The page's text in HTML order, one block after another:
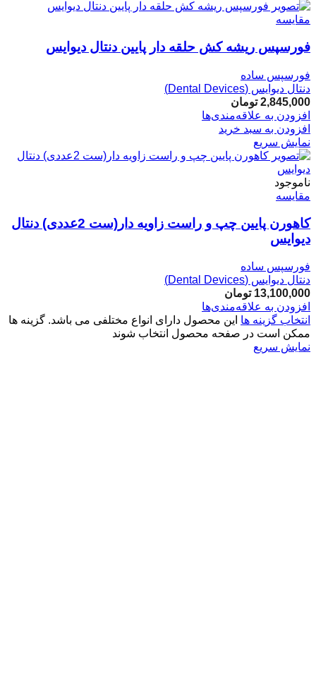
مقایسه
فورسپس ریشه کش حلقه دار پایین دنتال دیوایس
فورسپس ساده
دنتال دیوایس (Dental Devices)
2,845,000 تومان
افزودن به علاقه‌مندی‌ها
افزودن به سبد خرید
نمایش سریع
ناموجود
مقایسه
کاهورن پایین چپ و راست زاویه دار(ست 2عددی) دنتال
دیوایس
فورسپس ساده
دنتال دیوایس (Dental Devices)
13,100,000 تومان
افزودن به علاقه‌مندی‌ها
انتخاب گزینه ها این محصول دارای انواع مختلفی می باشد. گزینه ها
ممکن است در صفحه محصول انتخاب شوند
نمایش سریع